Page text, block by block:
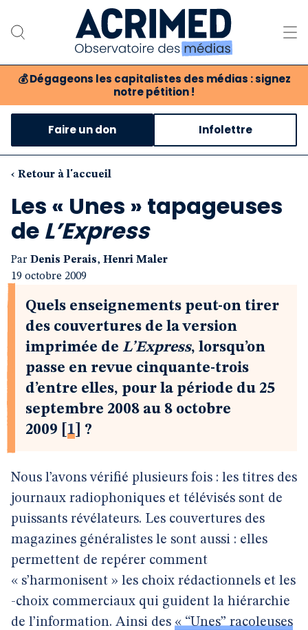
💰 Dégageons les capitalistes des médias : signez
notre pétition !
Notre association
Notre critique des médias
Nos propositions
Notre revue
Boutique
Faire un don Infolettre
‹ Retour à l'accueil
Les « Unes » tapageuses
de L’Express
Par Denis Perais, Henri Maler
19 octobre 2009
Quels enseignements peut-on tirer
des couvertures de la version
imprimée de L’Express, lorsqu’on
passe en revue cinquante-trois
d’entre elles, pour la période du 25
septembre 2008 au 8 octobre
2009
1 ?
Nous l’avons vérifié plusieurs fois : les titres des
journaux radiophoniques et télévisés sont de
puissants révélateurs. Les couvertures des
magazines généralistes le sont aussi : elles
permettent de repérer comment
« s’harmonisent » les choix rédactionnels et les
-choix commerciaux qui guident la hiérarchie
de l’information. Ainsi des « “Unes” racoleuses